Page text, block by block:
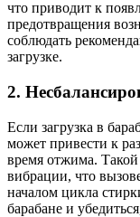
что приводит к
предотвращения
соблюдать
загрузке.
2.
Если загрузка в
может привести к
время отжима.
вибрации, что
началом цикла
барабане и